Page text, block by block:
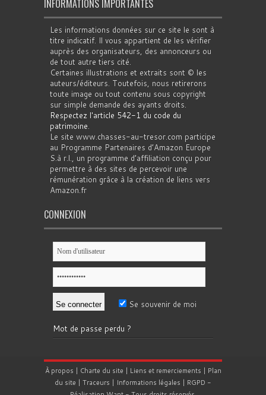
INFORMATIONS IMPORTANTES
Les informations données sur ce site le sont à
titre indicatif. Il vous appartient de les vérifier
auprès des organisateurs, des annonceurs ou
de tout autre tiers cité.
Certaines illustrations et extraits sont © les
auteurs/éditeurs. Toutefois, nous retirerons
toute image ou tout contenu sous copyright
sur simple demande des ayants droits.
Respectez l'article 542-1 du code du
patrimoine.
Le site www.chasses-au-tresor.com participe
au Programme Partenaires d’Amazon Europe
S.à r.l., un programme d’affiliation conçu pour
permettre à des sites de percevoir une
rémunération grâce à la création de liens vers
Amazon.fr
CONNEXION
Se souvenir de moi
Mot de passe perdu ?
À propos | Charte du site | Liens et remerciements | Plan
du site | Traceurs | Informations légales | RGPD -